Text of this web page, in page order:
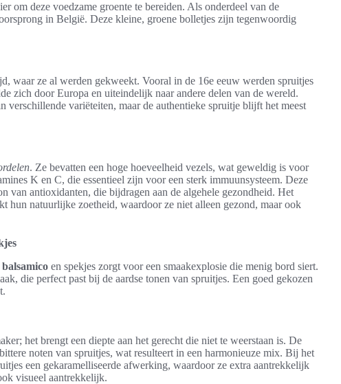
om deze voedzame groente te bereiden. Als onderdeel van de
in België. Deze kleine, groene bolletjes zijn tegenwoordig
waar ze al werden gekweekt. Vooral in de 16e eeuw werden spruitjes
zich door Europa en uiteindelijk naar andere delen van de wereld.
variëteiten, maar de authentieke spruitje blijft het meest
. Ze bevatten een hoge hoeveelheid vezels, wat geweldig is voor
K en C, die essentieel zijn voor een sterk immuunsysteem. Deze
van antioxidanten, die bijdragen aan de algehele gezondheid. Het
hun natuurlijke zoetheid, waardoor ze niet alleen gezond, maar ook
en spekjes zorgt voor een smaakexplosie die menig bord siert.
die perfect past bij de aardse tonen van spruitjes. Een goed gekozen
het brengt een diepte aan het gerecht die niet te weerstaan is. De
noten van spruitjes, wat resulteert in een harmonieuze mix. Bij het
een gekaramelliseerde afwerking, waardoor ze extra aantrekkelijk
visueel aantrekkelijk.